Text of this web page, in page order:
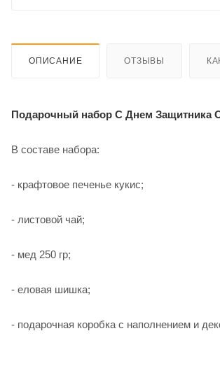
ОПИСАНИЕ ОТЗЫВЫ
Подарочный набор C Днем Защитника
В составе набора:
- крафтовое печенье кукис;
- листовой чай;
- мед 250 гр;
- еловая шишка;
- подарочная коробка с наполнением и